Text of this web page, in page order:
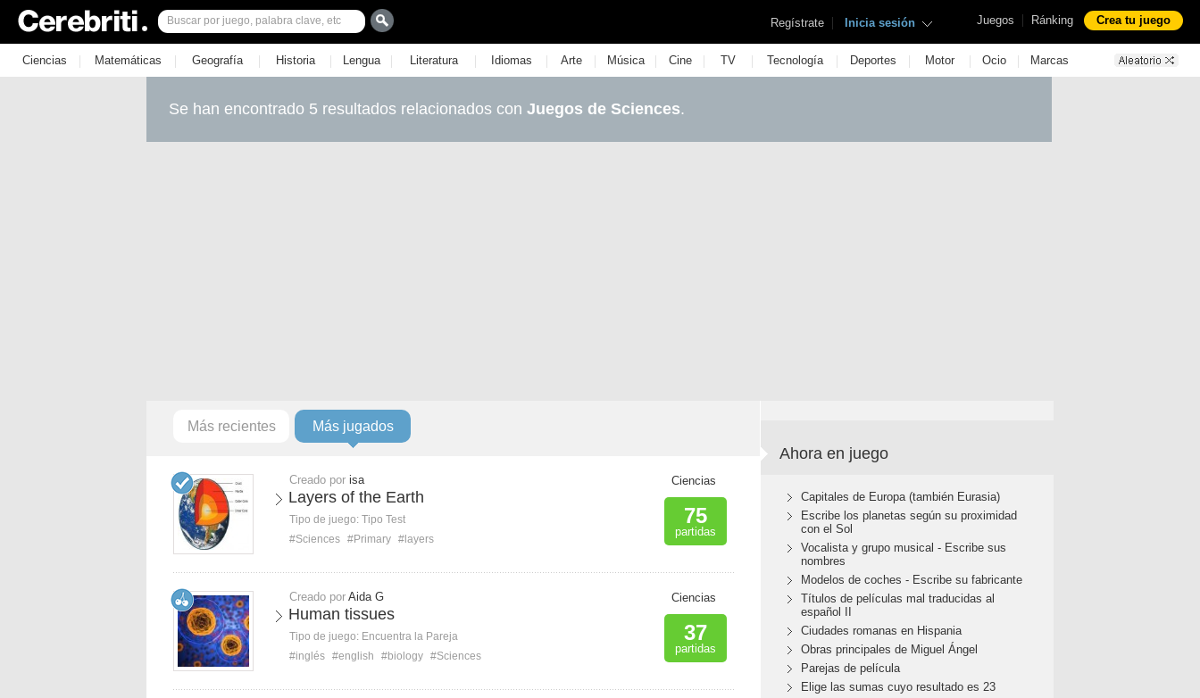
Juegos | Ránking Crea tu juego
Regístrate | Inicia sesión
Ciencias | Matemáticas | Geografía | Historia | Lengua | Literatura | Idiomas | Arte | Música | Cine | TV | Tecnología | Deportes | Motor | Ocio | Marcas
Se han encontrado 5 resultados relacionados con Juegos de Sciences.
Más recientes Más jugados
Creado por isa
Layers of the Earth
Tipo de juego: Tipo Test
#Sciences #Primary #layers
Ciencias
75
partidas
Creado por Aida G
Human tissues
Tipo de juego: Encuentra la Pareja
#inglés #english #biology #Sciences
Ciencias
37
partidas
Ahora en juego
Capitales de Europa (también Eurasia)
Escribe los planetas según su proximidad
con el Sol
Vocalista y grupo musical - Escribe sus
nombres
Modelos de coches - Escribe su fabricante
Títulos de películas mal traducidas al
español II
Ciudades romanas en Hispania
Obras principales de Miguel Ángel
Parejas de película
Elige las sumas cuyo resultado es 23